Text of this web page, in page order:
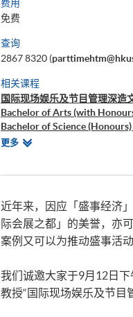
费用
免费
查询
2867 8320 (
相关课程
国际现场娱乐及节目管理深造
Bachelor of Arts (with
Bachelor of Science
Advanced Diploma in M.I.C.E.
更多相
近年来，因应「盛事经济
际会展之都」的美誉，亦
案例又可以为推动盛事活
我们诚邀大家于9月12日
教授“国际现场娱乐及节目